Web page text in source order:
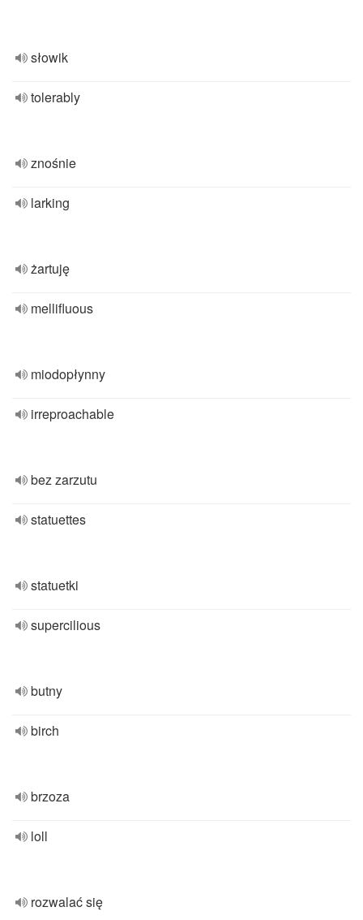
słowik
tolerably
znośnie
larking
żartuję
mellifluous
miodopłynny
irreproachable
bez zarzutu
statuettes
statuetki
supercilious
butny
birch
brzoza
loll
rozwalać się